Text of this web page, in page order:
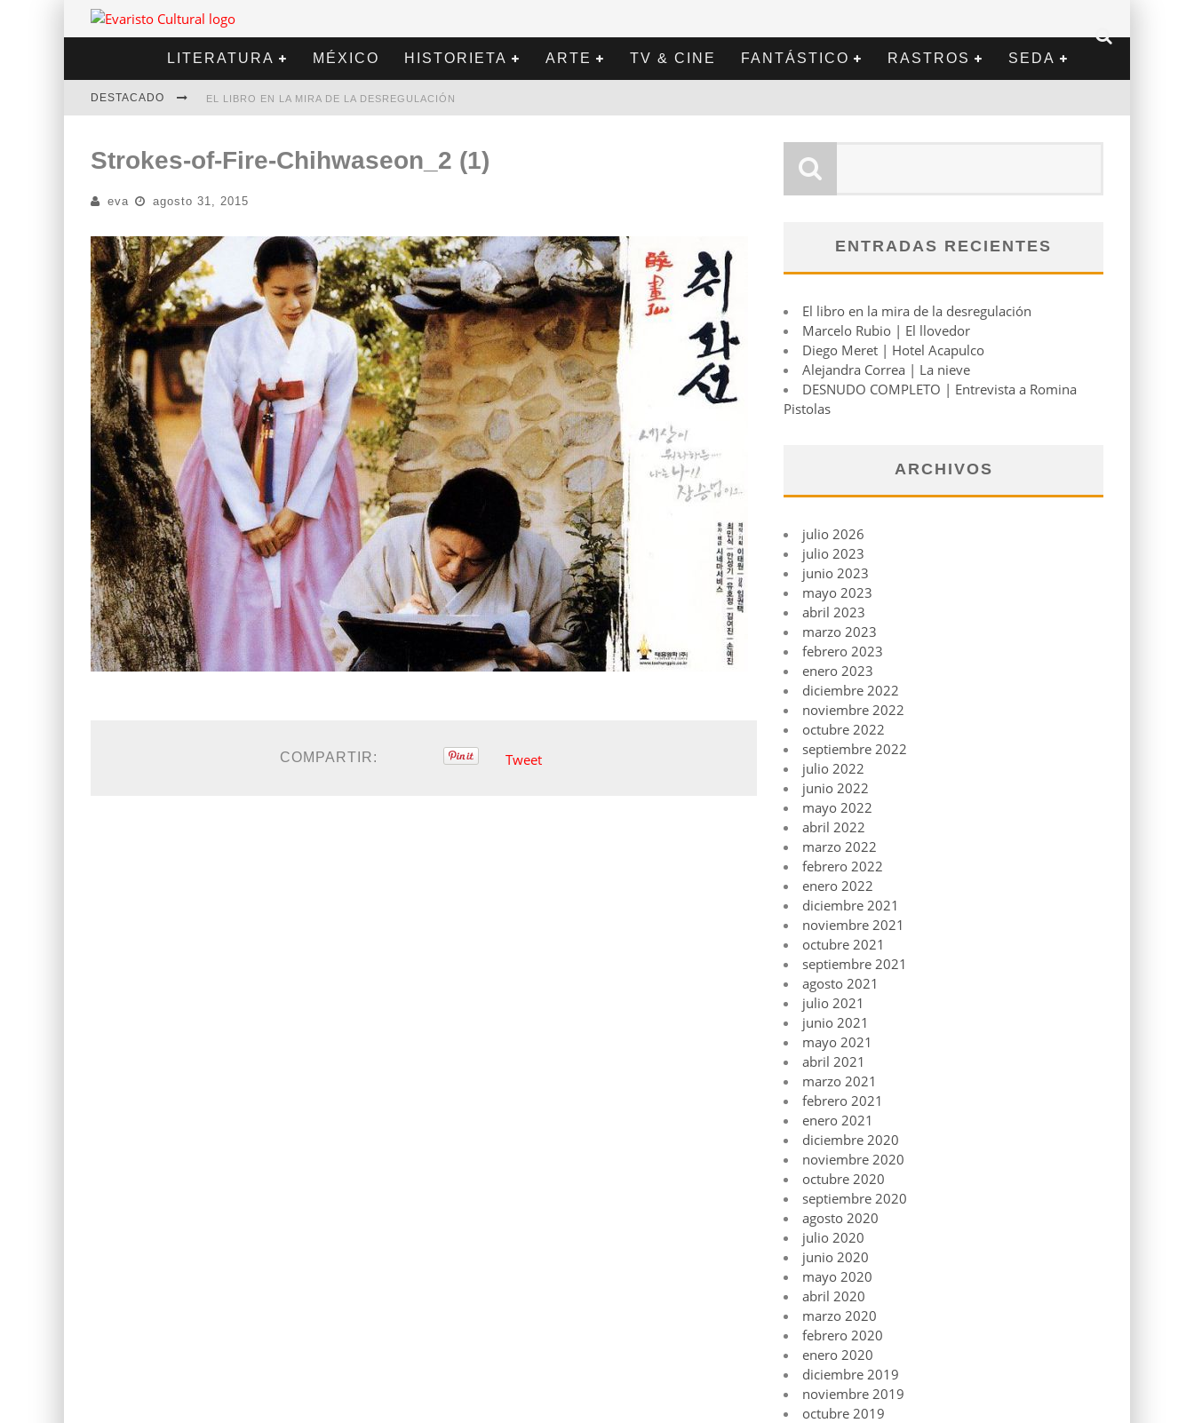
LITERATURA MÉXICO HISTORIETA ARTE TV & CINE FANTÁSTICO RASTROS SEDA
DESTACADO EL LIBRO EN LA MIRA DE LA DESREGULACIÓN
DIEGO MERET | HOTEL ACAPULCO
ALEJANDRA CORREA | LA NIEVE
Strokes-of-Fire-Chihwaseon_2 (1)
eva agosto 31, 2015
COMPARTIR: Tweet
ENTRADAS RECIENTES
El libro en la mira de la desregulación
Marcelo Rubio | El llovedor
Diego Meret | Hotel Acapulco
Alejandra Correa | La nieve
DESNUDO COMPLETO | Entrevista a Romina
Pistolas
ARCHIVOS
julio 2026
julio 2023
junio 2023
mayo 2023
abril 2023
marzo 2023
febrero 2023
enero 2023
diciembre 2022
noviembre 2022
octubre 2022
septiembre 2022
julio 2022
junio 2022
mayo 2022
abril 2022
marzo 2022
febrero 2022
enero 2022
diciembre 2021
noviembre 2021
octubre 2021
septiembre 2021
agosto 2021
julio 2021
junio 2021
mayo 2021
abril 2021
marzo 2021
febrero 2021
enero 2021
diciembre 2020
noviembre 2020
octubre 2020
septiembre 2020
agosto 2020
julio 2020
junio 2020
mayo 2020
abril 2020
marzo 2020
febrero 2020
enero 2020
diciembre 2019
noviembre 2019
octubre 2019